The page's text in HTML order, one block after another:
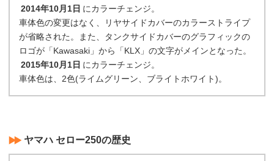
2014年10月1日 にカラーチェンジ。
車体色の変更はなく、リヤサイドカバーのカラーストライプ
が省略された。また、タンクサイドカバーのグラフィックの
ロゴが「Kawasaki」から「KLX」の文字がメインとなった。
2015年10月1日 にカラーチェンジ。
車体色は、2色(ライムグリーン、ブライトホワイト)。
ヤマハ セロー250の歴史